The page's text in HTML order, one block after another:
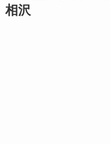
相沢